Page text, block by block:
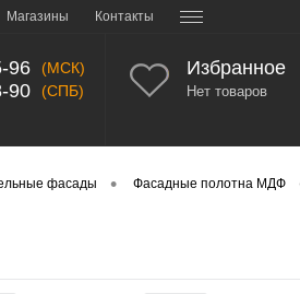
Магазины Контакты
96 (МСК)
90 (СПБ)
Избранное
Нет товаров
фасады • Фасадные полотна МДФ